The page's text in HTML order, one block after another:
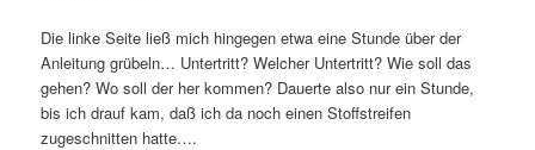
Die linke Seite ließ mich hingegen etwa eine Stunde über der
Anleitung grübeln… Untertritt? Welcher Untertritt? Wie soll das
gehen? Wo soll der her kommen? Dauerte also nur ein Stunde,
bis ich drauf kam, daß ich da noch einen Stoffstreifen
zugeschnitten hatte….